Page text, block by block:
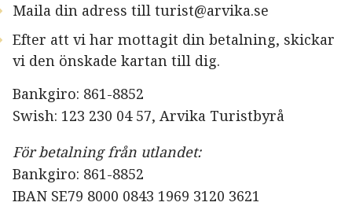
Maila din adress till turist@arvika.se
Efter att vi har mottagit din betalning, skickar
vi den önskade kartan till dig.
Bankgiro: 861-8852
Swish: 123 230 04 57, Arvika Turistbyrå
För betalning från utlandet:
Bankgiro: 861-8852
IBAN SE79 8000 0843 1969 3120 3621